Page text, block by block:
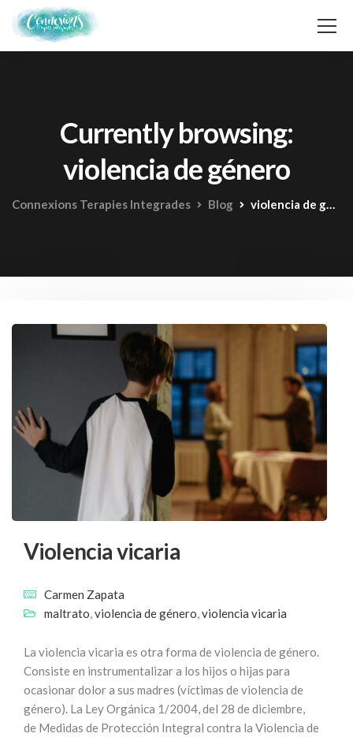
Currently browsing:
violencia de género
Connexions Terapies Integrades Blog violencia de género
Violencia vicaria
Carmen Zapata
maltrato,violencia de género,violencia vicaria
La violencia vicaria es otra forma de violencia de género.
Consiste en instrumentalizar a los hijos o hijas para
ocasionar dolor a sus madres (víctimas de violencia de
género). La Ley Orgánica 1/2004, del 28 de diciembre,
de Medidas de Protección Integral contra la Violencia de